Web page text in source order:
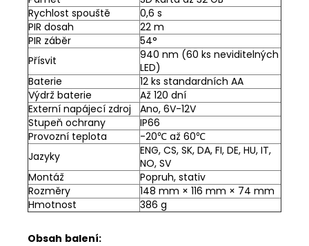
Rychlost spouště
0,6 s
PIR dosah
22 m
PIR záběr
54°
Přísvit
940 nm (60 ks neviditelných
LED)
Baterie
12 ks standardních AA
Výdrž baterie
Až 120 dní
Externí napájecí zdroj
Ano, 6V-12V
Stupeň ochrany
IP66
Provozní teplota
-20℃ až 60℃
Jazyky
ENG, CS, SK, DA, FI, DE, HU, IT,
NO, SV
Montáž
Popruh, stativ
Rozměry
148 mm × 116 mm × 74 mm
Hmotnost
386 g
Obsah balení: